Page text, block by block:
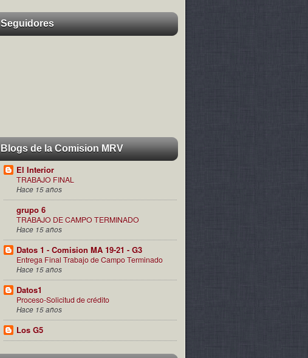
Seguidores
Blogs de la Comision MRV
El Interior
TRABAJO FINAL
Hace 15 años
grupo 6
TRABAJO DE CAMPO TERMINADO
Hace 15 años
Datos 1 - Comision MA 19-21 - G3
Entrega Final Trabajo de Campo Terminado
Hace 15 años
Datos1
Proceso-Solicitud de crédito
Hace 15 años
Los G5